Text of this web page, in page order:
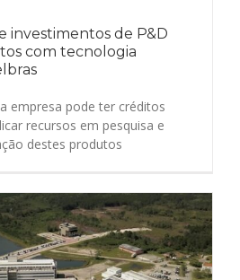
investimentos de P&D
com tecnologia
empresa pode ter créditos
recursos em pesquisa e
destes produtos